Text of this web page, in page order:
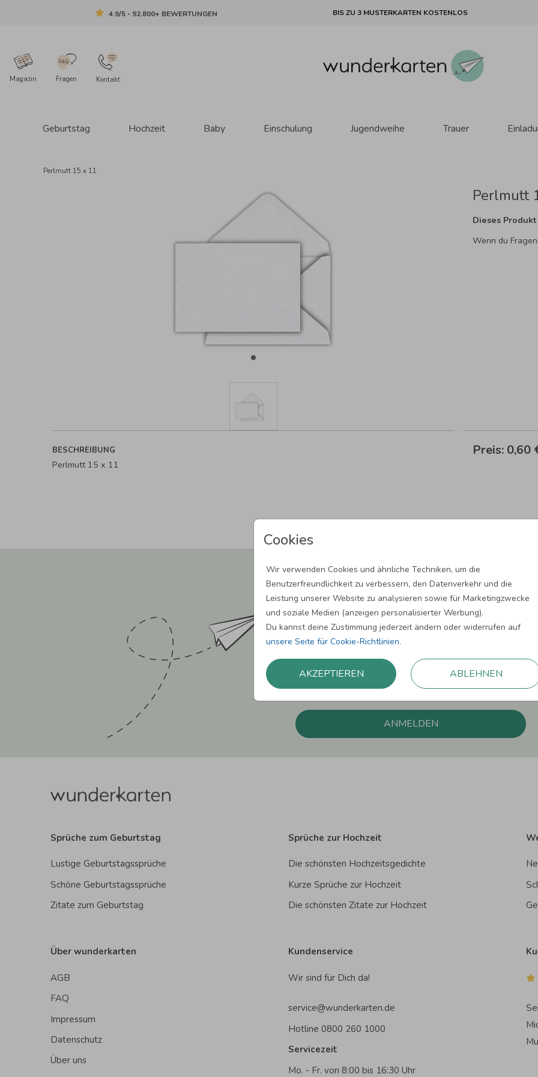
4.9/5 - 92.800+ BEWERTUNGEN BIS ZU 3 MUSTERKARTEN KOSTENLOS
Magazin Fragen Kontakt
Geburtstag Hochzeit Baby Einschulung Jugendweihe Trauer
Cookies
Wir verwenden Cookies und ähnliche Techniken, um die
Benutzerfreundlichkeit zu verbessern, den Datenverkehr und die
Leistung unserer Website zu analysieren sowie für Marketingzwecke
und soziale Medien (anzeigen personalisierter Werbung).
Du kannst deine Zustimmung jederzeit ändern oder widerrufen auf
unsere Seite für Cookie-Richtlinien.
AKZEPTIEREN ABLEHNEN
Perlmutt 15 x 11
Perlmutt
Dieses
Wenn du
BESCHREIBUNG
Perlmutt 15 x 11
Preis: 0,60
Newsletter abonnieren und 5,00 €
Melde Dich zu unserem Newsletter an und bleibe auf dem
Einwilligung zur Datennutzung für Marketingzwecke: Hiermit willigst Du ein,
können. Dies umfasst den Versand unseres Newsletters. Zudem können wir Dir
Facebook und Google anzeigen. Um Dir diesen Service anbieten zu können,
erforderlich. Du kannst diese Einwilligung jederzeit widerrufen. Weitere
ANMELDEN
Sprüche zum Geburtstag
Lustige Geburtstagssprüche
Schöne Geburtstagssprüche
Zitate zum Geburtstag
Sprüche zur Hochzeit
Die schönsten Hochzeitsgedichte
Kurze Sprüche zur Hochzeit
Die schönsten Zitate zur Hochzeit
Über wunderkarten
AGB
FAQ
Impressum
Datenschutz
Über uns
Kundenservice
Wir sind für Dich da!
service@wunderkarten.de
Hotline 0800 260 1000
Servicezeit
Mo. - Fr. von 8:00 bis 16:30 Uhr